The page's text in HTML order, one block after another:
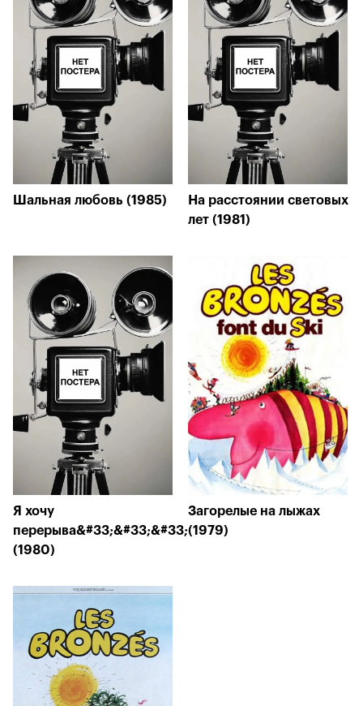
Шальная любовь (1985)
На расстоянии световых
лет (1981)
Я хочу
перерыва&#33;&#33;&#33;
(1980)
Загорелые на лыжах
(1979)